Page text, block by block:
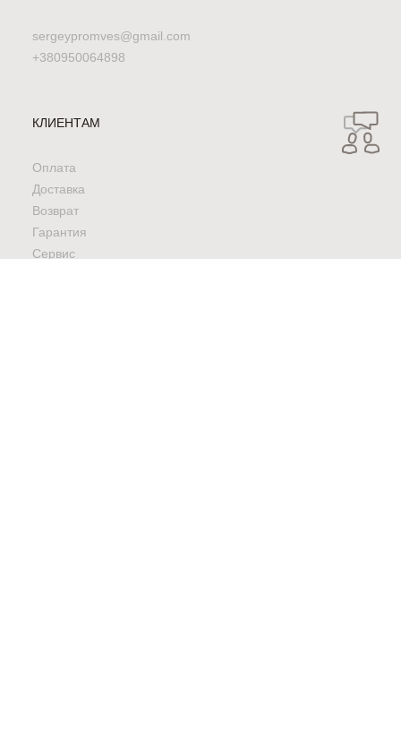
sergeypromves@gmail.com
+380950064898
КЛИЕНТАМ
Оплата
Доставка
Возврат
Гарантия
Сервис